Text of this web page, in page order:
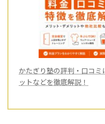
かたぎり塾の評判・口コミ
ットなどを徹底解説！